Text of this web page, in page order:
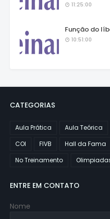
11:25:00
Função do
10:51:00
CATEGORIAS
Aula Prática Aula Teórica
COI
FIVB Hall da Fama
No Treinamento
ENTRE EM CONTATO
Nome